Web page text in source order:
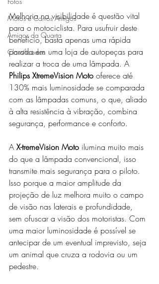
Motos e Carros Antigos
Amigos da Quarta
Classificados
Melhoria na visibilidade é questão vital
para o motociclista. Para usufruir deste
benefício, basta apenas uma rápida
parada em uma loja de autopeças para
realizar a troca de uma lâmpada. A
Philips XtremeVision Moto oferece até
130% mais luminosidade se comparada
com as lâmpadas comuns, o que, aliado
à alta resistência à vibração, combina
segurança, performance e conforto.
A X-tremeVision Moto ilumina muito mais
do que a lâmpada convencional, isso
transmite mais segurança para o piloto.
Isso porque a maior amplitude da
projeção de luz melhora muito o campo
de visão nas laterais e profundidade,
sem ofuscar a visão dos motoristas. Com
uma maior luminosidade é possível se
antecipar de um eventual imprevisto, seja
um animal que cruza a rodovia ou um
pedestre.